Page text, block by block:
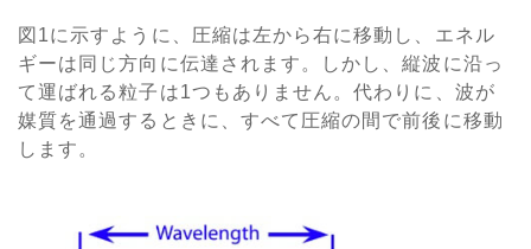
図1に示すように、圧縮は左から右に移動し、エネル
ギーは同じ方向に伝達されます。しかし、縦波に沿っ
て運ばれる粒子は1つもありません。代わりに、波が
媒質を通過するときに、すべて圧縮の間で前後に移動
します。